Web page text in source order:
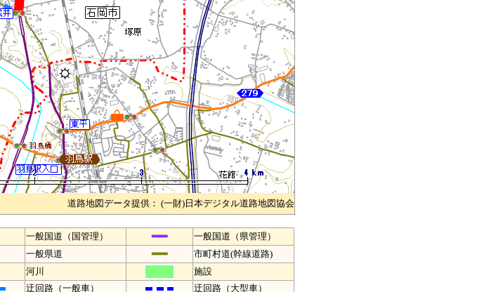
道路地図データ提供： (一財)日本デジタル道路地図協会
一般国道（国管理） ━━ 一般国道（県管理）
一般県道 ━━ 市町村道(幹線道路)
河川
施設
迂回路（一般車） 迂回路（大型車）